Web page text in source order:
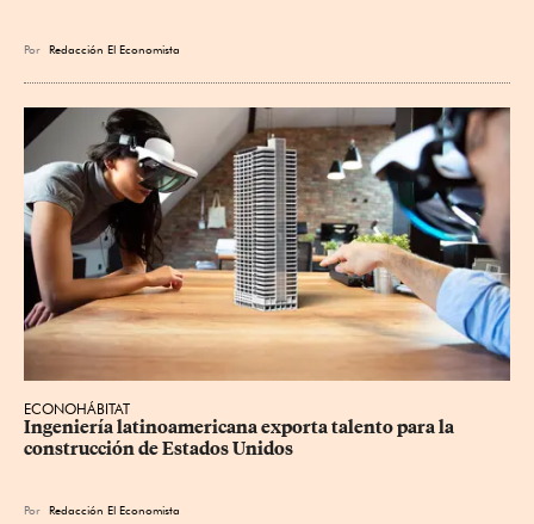
Por Redacción El Economista
ECONOHÁBITAT
Ingeniería latinoamericana exporta talento para la
construcción de Estados Unidos
Por Redacción El Economista